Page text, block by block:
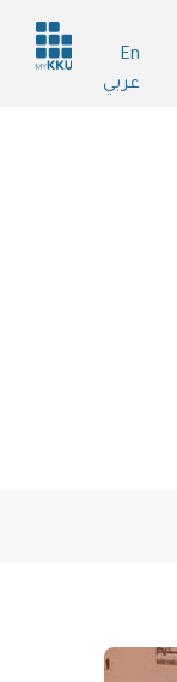
En
عربي
Header
services